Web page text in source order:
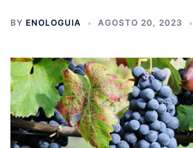
BY ENOLOGUIA AGOSTO 20, 2023